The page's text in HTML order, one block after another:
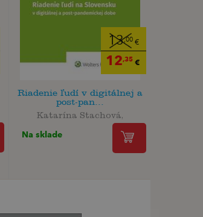
13,00 €
12,35 €
Riadenie ľudí v digitálnej a
post-pan...
Katarína Stachová,
Na sklade